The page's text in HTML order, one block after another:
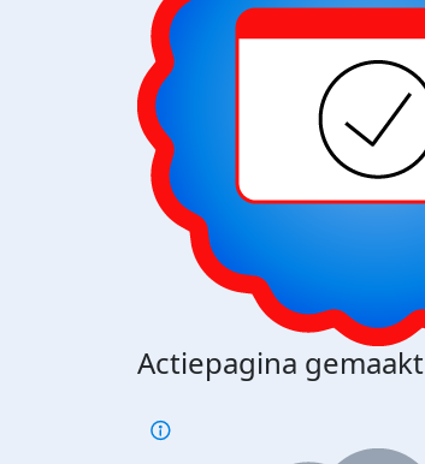
Actiepagina gemaakt